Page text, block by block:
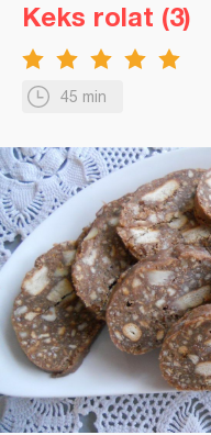
45 min
Keks rolat (3)